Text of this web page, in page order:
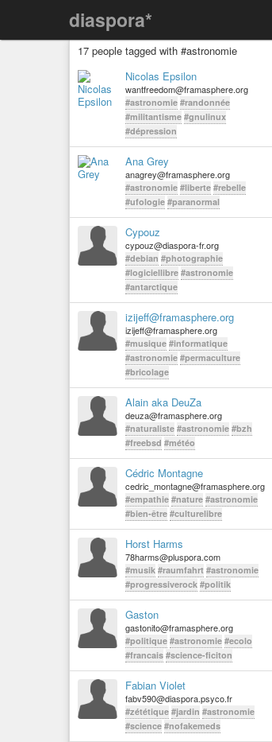
diaspora*
17 people tagged with #astronomie
Nicolas Epsilon
wantfreedom@framasphere.org
#astronomie #randonnée
#militantisme #gnulinux
#dépression
Ana Grey
anagrey@framasphere.org
#astronomie #liberte #rebelle
#ufologie #paranormal
Cypouz
cypouz@diaspora-fr.org
#debian #photographie
#logiciellibre #astronomie
#antarctique
izijeff@framasphere.org
izijeff@framasphere.org
#musique #informatique
#astronomie #permaculture
#bricolage
Alain aka DeuZa
deuza@framasphere.org
#naturaliste #astronomie #bzh
#freebsd #météo
Cédric Montagne
cedric_montagne@framasphere.org
#empathie #nature #astronomie
#bien-être #culturelibre
Horst Harms
78harms@pluspora.com
#musik #raumfahrt #astronomie
#progressiverock #politik
Gaston
gastonito@framasphere.org
#politique #astronomie #ecolo
#francais #science-ficiton
Fabian Violet
fabv590@diaspora.psyco.fr
#zététique #jardin #astronomie
#science #nofakemeds